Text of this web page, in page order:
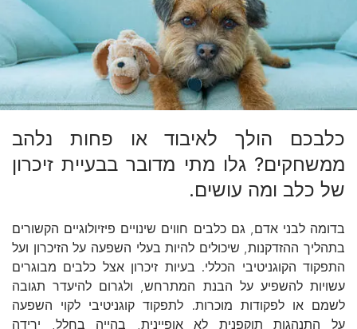
כלבכם הולך לאיבוד או פחות נלהב
ממשחקים? גלו מתי מדובר בבעיית זיכרון
של כלב ומה עושים.
בדומה לבני אדם, גם כלבים חווים שינויים פיזיולוגיים הקשורים
בתהליך ההזדקנות, שיכולים להיות בעלי השפעה על הזיכרון ועל
התפקוד הקוגניטיבי הכללי. בעיות זיכרון אצל כלבים מבוגרים
עשויות להשפיע על הבנת המתרחש, ולגרום להיעדר תגובה
לשמם או לפקודות מוכרות. לתפקוד קוגניטיבי לקוי השפעה
על התנהגות תוקפנית לא אופיינית, בהייה בחלל, ירידה